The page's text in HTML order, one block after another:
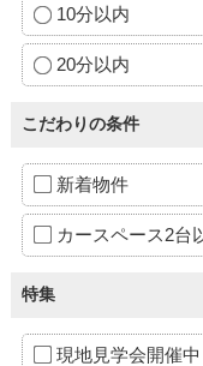
10分以内
20分以内
こだわりの条件
新着物件
カースペース2台
特集
現地見学会開催中